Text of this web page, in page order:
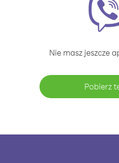
Nie masz jeszcze
Pobierz